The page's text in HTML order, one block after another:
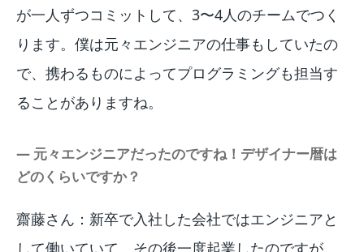
が一人ずつコミットして、3〜4人のチームでつく
ります。僕は元々エンジニアの仕事もしていたの
で、携わるものによってプログラミングも担当す
ることがありますね。
― 元々エンジニアだったのですね！デザイナー暦は
どのくらいですか？
齋藤さん：新卒で入社した会社ではエンジニアと